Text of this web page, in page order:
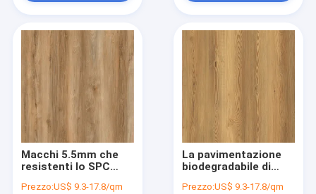
Prodotti
Giro della fabbrica
Macchi 5.5mm che
resistenti lo SPC
il hickory americano
Prezzo:US$ 9.3-17.8/qm
La pavimentazione
biodegradabile di
183mm GKBM
Prezzo:US$ 9.3-17.8/qm